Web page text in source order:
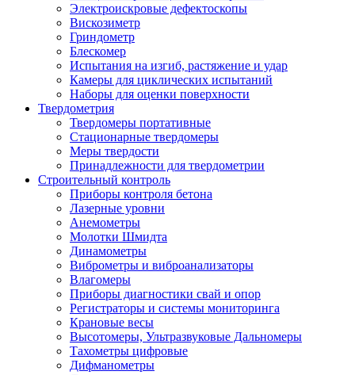
Электроискровые дефектоскопы
Вискозиметр
Гриндометр
Блескомер
Испытания на изгиб, растяжение и удар
Камеры для циклических испытаний
Наборы для оценки поверхности
Твердометрия
Твердомеры портативные
Стационарные твердомеры
Меры твердости
Принадлежности для твердометрии
Строительный контроль
Приборы контроля бетона
Лазерные уровни
Анемометры
Молотки Шмидта
Динамометры
Виброметры и виброанализаторы
Влагомеры
Приборы диагностики свай и опор
Регистраторы и системы мониторинга
Крановые весы
Высотомеры, Ультразвуковые Дальномеры
Тахометры цифровые
Дифманометры